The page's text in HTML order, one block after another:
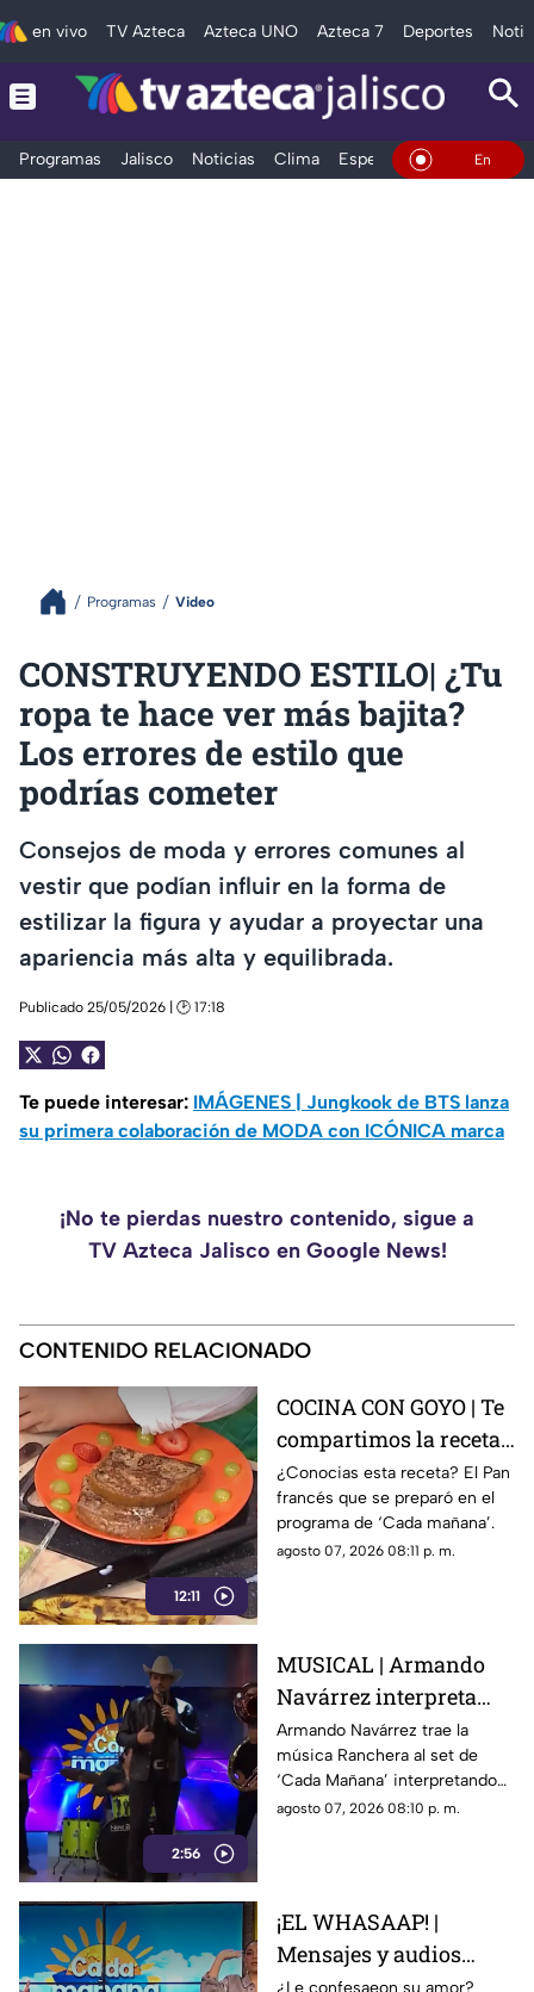
en vivo TV Azteca Azteca UNO Azteca 7 Deportes
Programas Jalisco Noticias Clima Espectáculos Deportes
En Vivo
Programas Video
CONSTRUYENDO ESTILO| ¿Tu
ropa te hace ver más bajita?
Los errores de estilo que
podrías cometer
Consejos de moda y errores comunes al
vestir que podían influir en la forma de
estilizar la figura y ayudar a proyectar una
apariencia más alta y equilibrada.
Publicado 25/05/2026 | 🕑 17:18
Te puede interesar: IMÁGENES | Jungkook de BTS lanza
su primera colaboración de MODA con ICÓNICA marca
¡No te pierdas nuestro contenido, sigue a
TV Azteca Jalisco en Google News!
CONTENIDO RELACIONADO
12:11
COCINA CON GOYO | Te
compartimos la receta
de un delicioso pan
francés
¿Conocias esta receta? El Pan
francés que se preparó en el
programa de ‘Cada mañana’.
agosto 07, 2026 08:11 p. m.
2:56
MUSICAL | Armando
Navárrez interpreta
'Corazón en modo
Avión' EN VIVO
Armando Navárrez trae la
música Ranchera al set de
‘Cada Mañana’ interpretando
su canción ‘Corazón en modo
agosto 07, 2026 08:10 p. m.
¡EL WHASAAP! |
Mensajes y audios
llegaron al foro de